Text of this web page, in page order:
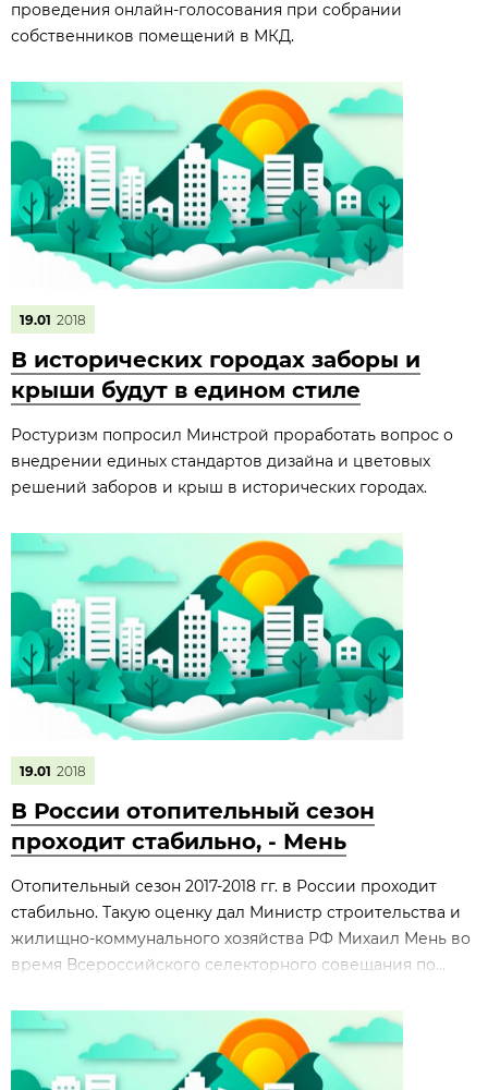
проведения онлайн-голосования при собрании
собственников помещений в МКД.
19.01 2018
В исторических городах заборы и
крыши будут в едином стиле
Ростуризм попросил Минстрой проработать вопрос о
внедрении единых стандартов дизайна и цветовых
решений заборов и крыш в исторических городах.
19.01 2018
В России отопительный сезон
проходит стабильно, - Мень
Отопительный сезон 2017-2018 гг. в России проходит
стабильно. Такую оценку дал Министр строительства и
жилищно-коммунального хозяйства РФ Михаил Мень во
время Всероссийского селекторного совещания по...